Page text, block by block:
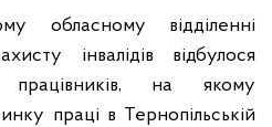
обласному відділенні
інвалідів відбулося
на якому
праці в Тернопільській